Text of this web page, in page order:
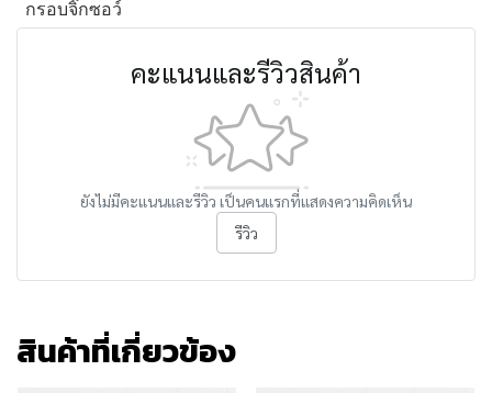
กรอบจิ๊กซอว์
คะแนนและรีวิวสินค้า
ยังไม่มีคะแนนและรีวิว เป็นคนแรกที่แสดงความคิดเห็น
รีวิว
สินค้าที่เกี่ยวข้อง